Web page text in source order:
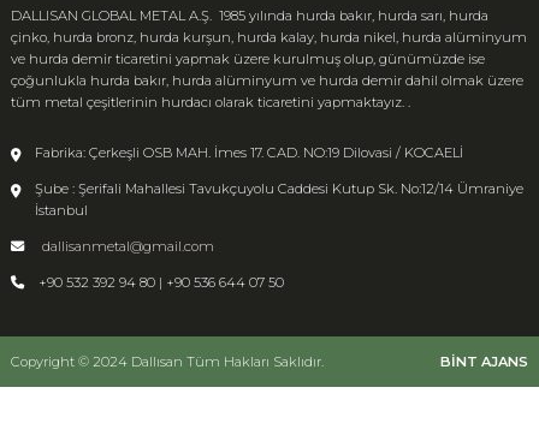
DALLISAN GLOBAL METAL A.Ş. 1985 yılında hurda bakır, hurda sarı, hurda
çinko, hurda bronz, hurda kurşun, hurda kalay, hurda nikel, hurda alüminyum
ve hurda demir ticaretini yapmak üzere kurulmuş olup, günümüzde ise
çoğunlukla hurda bakır, hurda alüminyum ve hurda demir dahil olmak üzere
tüm metal çeşitlerinin hurdacı olarak ticaretini yapmaktayız. .
Fabrika: Çerkeşli OSB MAH. İmes 17. CAD. NO:19 Dilovasi / KOCAELİ
Şube : Şerifali Mahallesi Tavukçuyolu Caddesi Kutup Sk. No:12/14 Ümraniye
İstanbul
dallisanmetal@gmail.com
+90 532 392 94 80 | +90 536 644 07 50
Copyright © 2024 Dallısan Tüm Hakları Saklıdır. BİNT AJANS